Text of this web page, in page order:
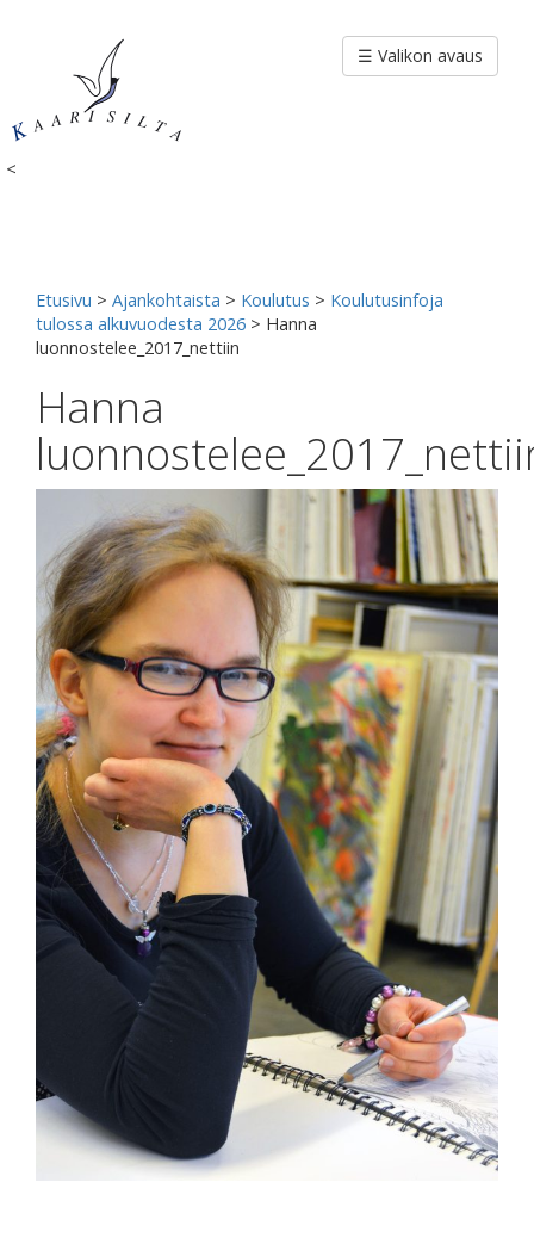
<
☰ Valikon avaus
Etusivu > Ajankohtaista > Koulutus > Koulutusinfoja
tulossa alkuvuodesta 2026 > Hanna
luonnostelee_2017_nettiin
Hanna